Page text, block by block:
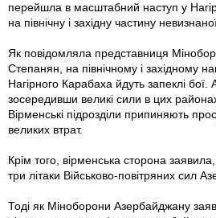
перейшла в масштабний наступ у
на північну і західну частину
Як повідомляла представниця
Степанян, на північному і західному
Нагірного Карабаха йдуть запеклі
зосередивши великі сили в цих
Вірменські підрозділи припиняють
великих втрат.
Крім того, вірменська сторона
три літаки Військово-повітряних сил
Тоді як Міноборони Азербайджану